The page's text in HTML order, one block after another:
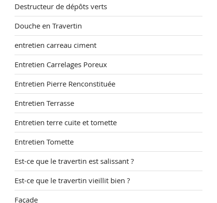
Destructeur de dépôts verts
Douche en Travertin
entretien carreau ciment
Entretien Carrelages Poreux
Entretien Pierre Renconstituée
Entretien Terrasse
Entretien terre cuite et tomette
Entretien Tomette
Est-ce que le travertin est salissant ?
Est-ce que le travertin vieillit bien ?
Façade